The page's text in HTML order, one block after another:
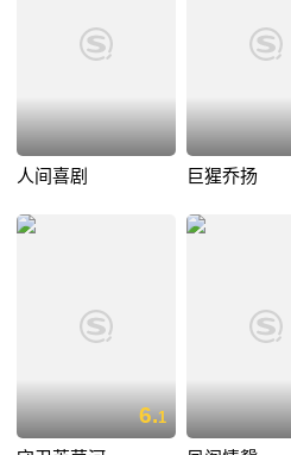
人间喜剧 巨猩乔扬
6.1